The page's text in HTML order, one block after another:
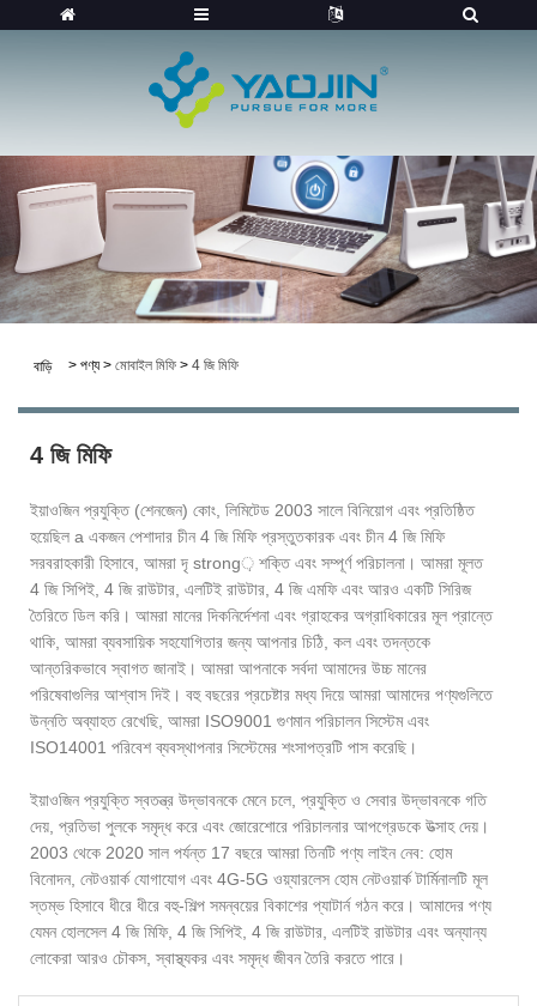
বাড়ি > পণ্য> মোবাইল মিফি > 4 জি মিফি
4 জি মিফি
ইয়াওজিন প্রযুক্তি (শেনজেন) কোং, লিমিটেড 2003 সালে বিনিয়োগ এবং প্রতিষ্ঠিত
হয়েছিল a একজন পেশাদার চীন 4 জি মিফি প্রস্তুতকারক এবং চীন 4 জি মিফি
সরবরাহকারী হিসাবে, আমরা দৃ strong় শক্তি এবং সম্পূর্ণ পরিচালনা। আমরা মূলত
4 জি সিপিই, 4 জি রাউটার, এলটিই রাউটার, 4 জি এমফি এবং আরও একটি সিরিজ
তৈরিতে ডিল করি। আমরা মানের দিকনির্দেশনা এবং গ্রাহকের অগ্রাধিকারের মূল প্রান্তে
থাকি, আমরা ব্যবসায়িক সহযোগিতার জন্য আপনার চিঠি, কল এবং তদন্তকে
আন্তরিকভাবে স্বাগত জানাই। আমরা আপনাকে সর্বদা আমাদের উচ্চ মানের
পরিষেবাগুলির আশ্বাস দিই। বহু বছরের প্রচেষ্টার মধ্য দিয়ে আমরা আমাদের পণ্যগুলিতে
উন্নতি অব্যাহত রেখেছি, আমরা ISO9001 গুণমান পরিচালন সিস্টেম এবং
ISO14001 পরিবেশ ব্যবস্থাপনার সিস্টেমের শংসাপত্রটি পাস করেছি।
ইয়াওজিন প্রযুক্তি স্বতন্ত্র উদ্ভাবনকে মেনে চলে, প্রযুক্তি ও সেবার উদ্ভাবনকে গতি
দেয়, প্রতিভা পুলকে সমৃদ্ধ করে এবং জোরেশোরে পরিচালনার আপগ্রেডকে উত্সাহ দেয়।
2003 থেকে 2020 সাল পর্যন্ত 17 বছরে আমরা তিনটি পণ্য লাইন নেব: হোম
বিনোদন, নেটওয়ার্ক যোগাযোগ এবং 4G-5G ওয়্যারলেস হোম নেটওয়ার্ক টার্মিনালটি মূল
স্তম্ভ হিসাবে ধীরে ধীরে বহু-শিল্প সমন্বয়ের বিকাশের প্যাটার্ন গঠন করে। আমাদের পণ্য
যেমন হোলসেল 4 জি মিফি, 4 জি সিপিই, 4 জি রাউটার, এলটিই রাউটার এবং অন্যান্য
লোকেরা আরও চৌকস, স্বাস্থ্যকর এবং সমৃদ্ধ জীবন তৈরি করতে পারে।